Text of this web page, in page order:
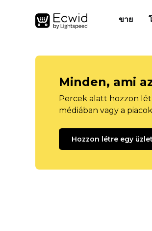
ขาย
Minden, ami
Percek alatt hozzon
médiában vagy a
Hozzon létre egy